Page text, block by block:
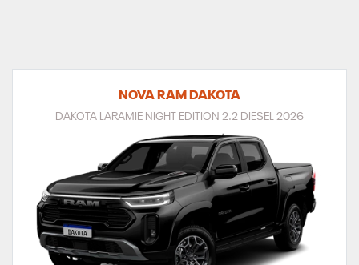
NOVA RAM DAKOTA
DAKOTA LARAMIE NIGHT EDITION 2.2 DIESEL 2026